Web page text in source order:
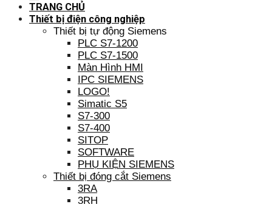
TRANG CHỦ
Thiết bị điện công nghiệp
Thiết bị tự động Siemens
PLC S7-1200
PLC S7-1500
Màn Hình HMI
IPC SIEMENS
LOGO!
Simatic S5
S7-300
S7-400
SITOP
SOFTWARE
PHỤ KIỆN SIEMENS
Thiết bị đóng cắt Siemens
3RA
3RH